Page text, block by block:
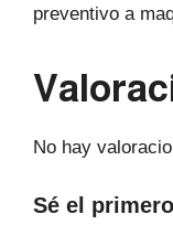
preventivo a
No hay
Sé el